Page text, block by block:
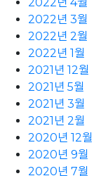
2022년 3월
2022년 2월
2022년 1월
2021년 12월
2021년 5월
2021년 3월
2021년 2월
2020년 12월
2020년 9월
2020년 7월